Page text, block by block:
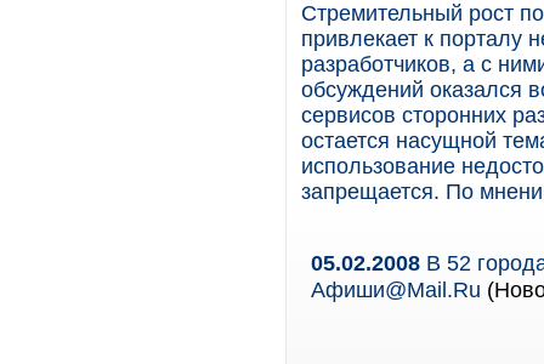
Стремительный рост
привлекает к порталу
разработчиков, а с
обсуждений оказался
сервисов сторонних
остается насущной
использование
запрещается. По
05.02.2008 В 52
Афиши@Mail.Ru